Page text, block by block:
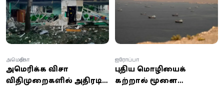
குறிவைத்து பதிலடி
தாக்குதல்
அமெரிக்க விசா
விதிமுறைகளில் அதிரடி
அமெரிக்கா
புதிய மொழியைக்
கற்றால் மூளை
ஐரோப்பா